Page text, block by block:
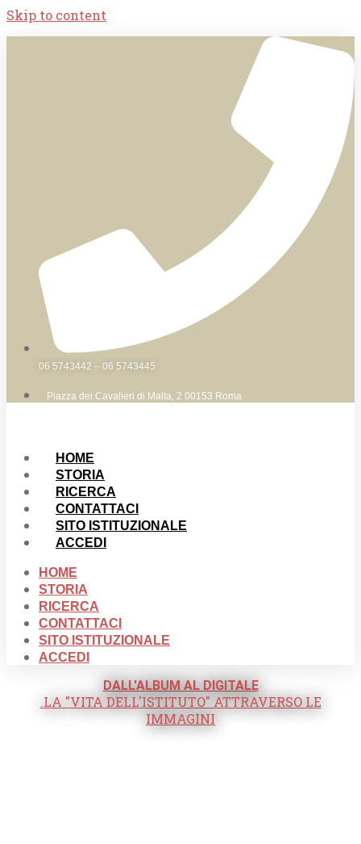
Skip to content
06 5743442 – 06 5743445
Piazza dei Cavalieri di Malta, 2 00153 Roma
HOME
STORIA
RICERCA
CONTATTACI
SITO ISTITUZIONALE
ACCEDI
HOME
STORIA
RICERCA
CONTATTACI
SITO ISTITUZIONALE
ACCEDI
DALL'ALBUM AL DIGITALE
.LA "VITA DELL'ISTITUTO" ATTRAVERSO LE
IMMAGINI